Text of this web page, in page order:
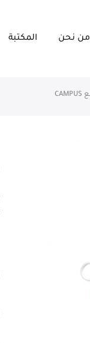
من نحن المكتبة